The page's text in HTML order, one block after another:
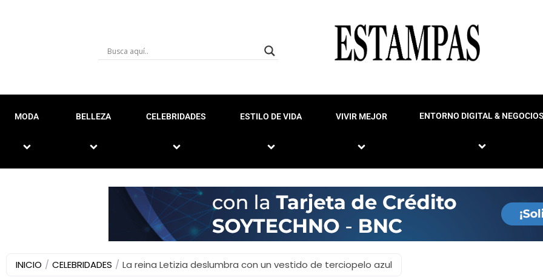
MODA BELLEZA CELEBRIDADES ESTILO DE VIDA VIVIR MEJOR ENTORNO DIGITAL & NEGOCIOS
INICIO / CELEBRIDADES / La reina Letizia deslumbra con un vestido de terciopelo azul